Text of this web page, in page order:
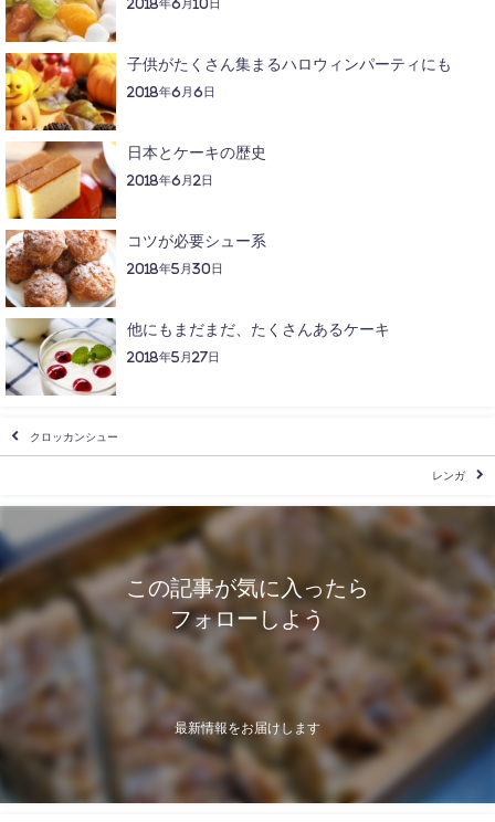
2018年6月10日
子供がたくさん集まるハロウィンパーティにも
2018年6月6日
日本とケーキの歴史
2018年6月2日
コツが必要シュー系
2018年5月30日
他にもまだまだ、たくさんあるケーキ
2018年5月27日
クロッカンシュー
レンガ
この記事が気に入ったら
フォローしよう
最新情報をお届けします